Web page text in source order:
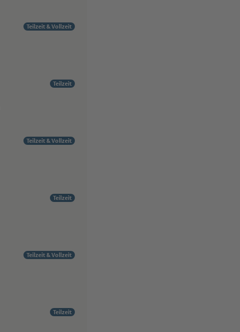
Teilzeit & Vollzeit
Teilzeit
Teilzeit & Vollzeit
Teilzeit
Teilzeit & Vollzeit
Teilzeit